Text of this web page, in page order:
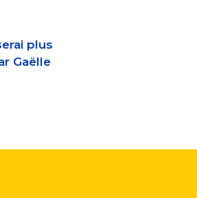
plus
Gaëlle